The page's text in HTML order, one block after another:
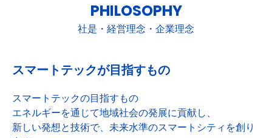
PHILOSOPHY
社是・経営理念・企業理念
スマートテックが目指すもの
スマートテックの目指すもの
エネルギーを通じて地域社会の発展に貢献し、
新しい発想と技術で、未来水準のスマートシティを創り